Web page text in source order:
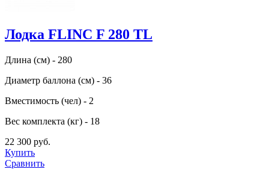
Лодка FLINC F 280 TL
Длина (см) - 280
Диаметр баллона (см) - 36
Вместимость (чел) - 2
Вес комплекта (кг) - 18
22 300 руб.
Купить
Сравнить